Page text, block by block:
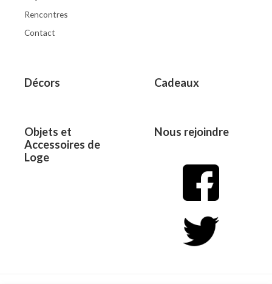
Rencontres
Contact
Décors Cadeaux
Objets et
Accessoires de
Loge
Nous rejoindre